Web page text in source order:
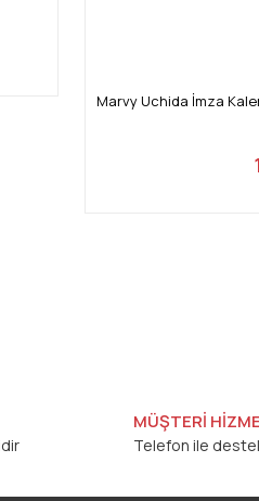
Marvy Uchida İmza
MÜŞTERİ
Telefon ile